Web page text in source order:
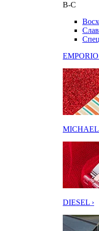
В-С
MICHAEL
DIESEL ›